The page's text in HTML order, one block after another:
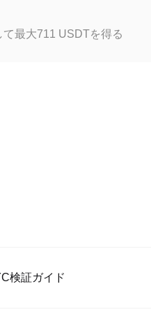
最大711 USDTを得る
検証ガイド